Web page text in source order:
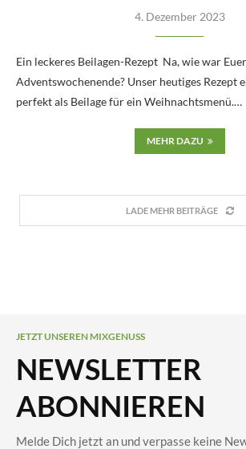
4. Dezember 2023
Ein leckeres Beilagen-Rezept Na, wie war
Adventswochenende? Unser heutiges Rezept
perfekt als Beilage für ein Weihnachtsmenü.…
MEHR DAZU
LADE MEHR BEITRÄGE
JETZT UNSEREN MIXGENUSS
NEWSLETTER
ABONNIEREN
Melde Dich jetzt an und verpasse keine